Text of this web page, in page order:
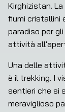
Kirghizistan.
fiumi cristallini
paradiso per
attività
Una delle
è il trekking. I
sentieri che si
meraviglioso